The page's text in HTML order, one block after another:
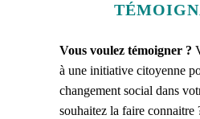
Vous voulez témoigner ?
à une initiative citoyenne
changement social dans
souhaitez la faire connaitre